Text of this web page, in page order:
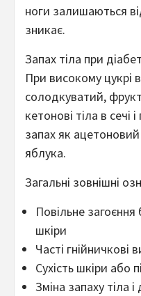
ноги залишаються
зникає.
Запах тіла при
При високому
солодкуватий,
кетонові тіла в сечі
запах як ацетоновий
яблука.
Загальні зовнішні
Повільне
шкіри
Часті гнійничкові
Сухість шкіри або
Зміна запаху тіла